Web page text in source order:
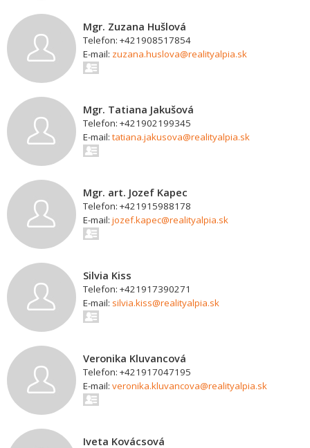
Mgr. Zuzana Hušlová
Telefon: +421908517854
E-mail: zuzana.huslova@realityalpia.sk
Mgr. Tatiana Jakušová
Telefon: +421902199345
E-mail: tatiana.jakusova@realityalpia.sk
Mgr. art. Jozef Kapec
Telefon: +421915988178
E-mail: jozef.kapec@realityalpia.sk
Silvia Kiss
Telefon: +421917390271
E-mail: silvia.kiss@realityalpia.sk
Veronika Kluvancová
Telefon: +421917047195
E-mail: veronika.kluvancova@realityalpia.sk
Iveta Kovácsová